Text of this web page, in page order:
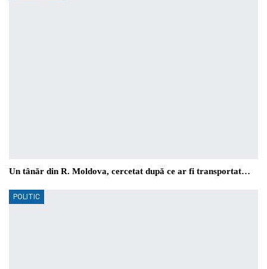
Un tânăr din R. Moldova, cercetat după ce ar fi transportat…
POLITIC